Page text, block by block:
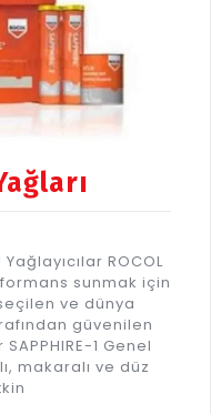
ROCOL
sunmak için
ve dünya
güvenilen
1 Genel
makaralı ve düz